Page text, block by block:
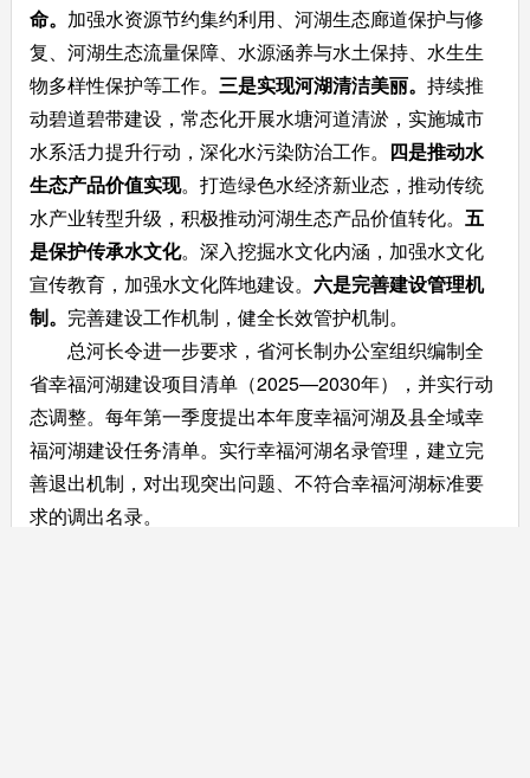
命。 加强水资源节约集约利用、河湖生态廊道保护与修
复、河湖生态流量保障、水源涵养与水土保持、水生生
物多样性保护等工作。 三是实现河湖清洁美丽。 持续推
动碧道碧带建设，常态化开展水塘河道清淤，实施城市
水系活力提升行动，深化水污染防治工作。 四是推动水
生态产品价值实现。打造绿色水经济新业态，推动传统
水产业转型升级，积极推动河湖生态产品价值转化。 五
是保护传承水文化。深入挖掘水文化内涵，加强水文化
宣传教育，加强水文化阵地建设。 六是完善建设管理机
制。 完善建设工作机制，健全长效管护机制。
总河长令进一步要求，省河长制办公室组织编制全
省幸福河湖建设项目清单（2025—2030年），并实行动
态调整。每年第一季度提出本年度幸福河湖及县全域幸
福河湖建设任务清单。实行幸福河湖名录管理，建立完
善退出机制，对出现突出问题、不符合幸福河湖标准要
求的调出名录。